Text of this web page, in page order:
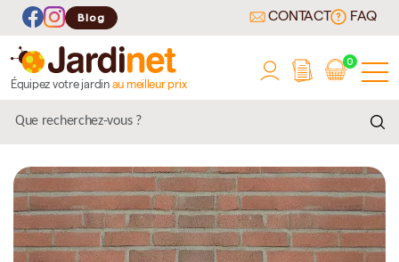
Blog CONTACT FAQ
Équipez votre jardin au meilleur prix
0